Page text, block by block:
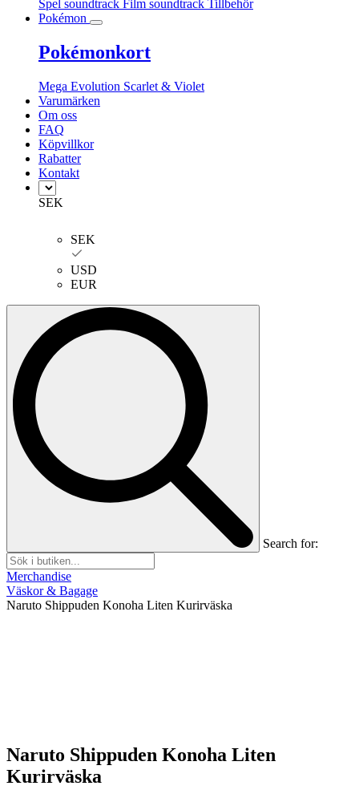
Spel soundtrack Film soundtrack Tillbehör
Pokémon
Pokémonkort
Mega Evolution Scarlet & Violet
Varumärken
Om oss
FAQ
Köpvillkor
Rabatter
Kontakt
SEK
SEK
USD
EUR
Search for:
Merchandise
Väskor & Bagage
Naruto Shippuden Konoha Liten Kurirväska
Naruto Shippuden Konoha Liten
Kurirväska